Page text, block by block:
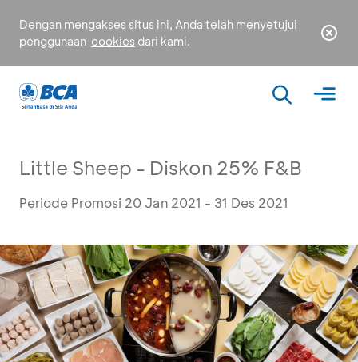
Dengan mengakses situs ini, Anda telah menyetujui
penggunaan cookies dari kami.
Little Sheep - Diskon 25% F&B
Periode Promosi 20 Jan 2021 - 31 Des 2021